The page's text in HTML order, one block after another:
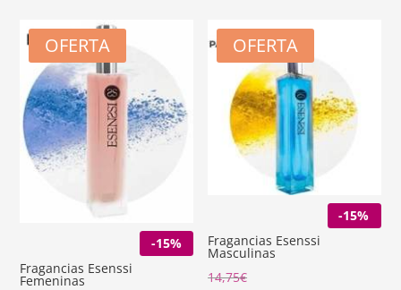
OFERTA
-15%
Fragancias Esenssi
Femeninas
OFERTA
-15%
Fragancias Esenssi
Masculinas
14,75€